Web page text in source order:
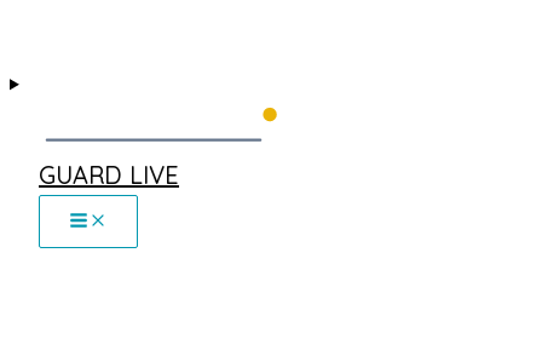
GUARD LIVE